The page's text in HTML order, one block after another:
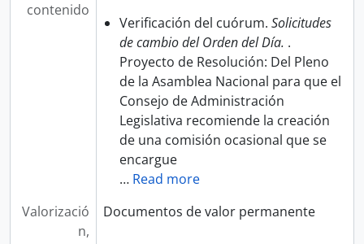
contenido
Verificación del cuórum. Solicitudes
de cambio del Orden del Día. .
Proyecto de Resolución: Del Pleno
de la Asamblea Nacional para que el
Consejo de Administración
Legislativa recomiende la creación
de una comisión ocasional que se
encargue
… Read more
Valorizació
n,
Documentos de valor permanente